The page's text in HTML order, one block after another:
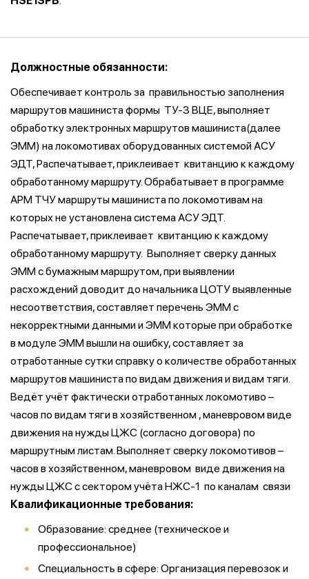
Должностные обязанности:
Обеспечивает контроль за правильностью заполнения
маршрутов машиниста формы ТУ-3 ВЦЕ, выполняет
обработку электронных маршрутов машиниста(далее
ЭММ) на локомотивах оборудованных системой АСУ
ЭДТ, Распечатывает, приклеивает квитанцию к каждому
обработанному маршруту. Обрабатывает в программе
АРМ ТЧУ маршруты машиниста по локомотивам на
которых не установлена система АСУ ЭДТ.
Распечатывает, приклеивает квитанцию к каждому
обработанному маршруту. Выполняет сверку данных
ЭММ с бумажным маршрутом, при выявлении
расхождений доводит до начальника ЦОТУ выявленные
несоответствия, составляет перечень ЭММ с
некорректными данными и ЭММ которые при обработке
в модуле ЭММ вышли на ошибку, составляет за
отработанные сутки справку о количестве обработанных
маршрутов машиниста по видам движения и видам тяги.
Ведёт учёт фактически отработанных локомотиво –
часов по видам тяги в хозяйственном , маневровом виде
движения на нужды ЦЖС (согласно договора) по
маршрутным листам. Выполняет сверку локомотивов –
часов в хозяйственном, маневровом виде движения на
нужды ЦЖС с сектором учёта НЖС-1 по каналам связи
Квалификационные требования:
Образование: среднее (техническое и
профессиональное)
Специальность в сфере: Организация перевозок и